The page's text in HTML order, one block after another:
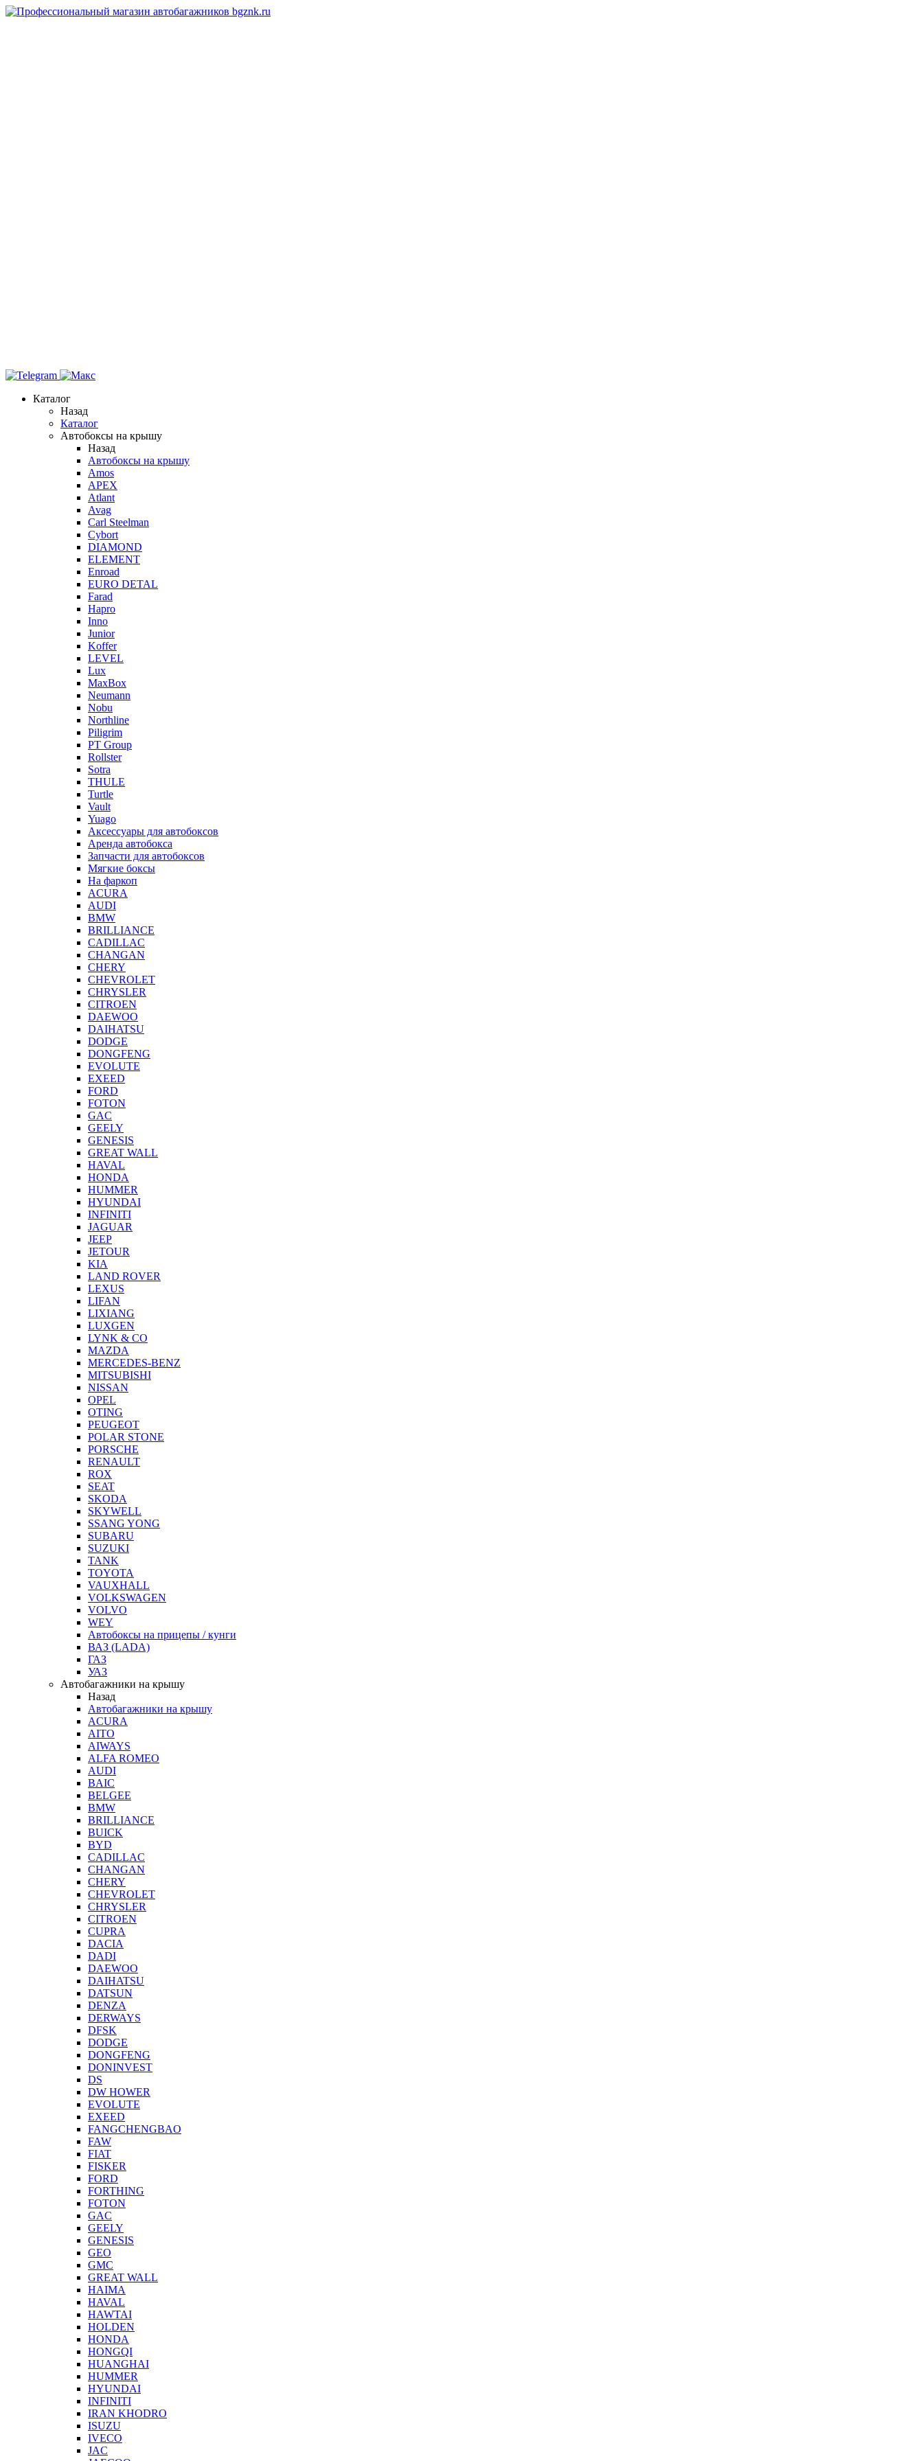
Каталог
Назад
Каталог
Автобоксы на крышу
Назад
Автобоксы на крышу
Amos
APEX
Atlant
Avag
Carl Steelman
Cybort
DIAMOND
ELEMENT
Enroad
EURO DETAL
Farad
Hapro
Inno
Junior
Koffer
LEVEL
Lux
MaxBox
Neumann
Nobu
Northline
Piligrim
PT Group
Rollster
Sotra
THULE
Turtle
Vault
Yuago
Аксессуары для автобоксов
Аренда автобокса
Запчасти для автобоксов
Мягкие боксы
На фаркоп
ACURA
AUDI
BMW
BRILLIANCE
CADILLAC
CHANGAN
CHERY
CHEVROLET
CHRYSLER
CITROEN
DAEWOO
DAIHATSU
DODGE
DONGFENG
EVOLUTE
EXEED
FORD
FOTON
GAC
GEELY
GENESIS
GREAT WALL
HAVAL
HONDA
HUMMER
HYUNDAI
INFINITI
JAGUAR
JEEP
JETOUR
KIA
LAND ROVER
LEXUS
LIFAN
LIXIANG
LUXGEN
LYNK & CO
MAZDA
MERCEDES-BENZ
MITSUBISHI
NISSAN
OPEL
OTING
PEUGEOT
POLAR STONE
PORSCHE
RENAULT
ROX
SEAT
SKODA
SKYWELL
SSANG YONG
SUBARU
SUZUKI
TANK
TOYOTA
VAUXHALL
VOLKSWAGEN
VOLVO
WEY
Автобоксы на прицепы / кунги
ВАЗ (LADA)
ГАЗ
УАЗ
Автобагажники на крышу
Назад
Автобагажники на крышу
ACURA
AITO
AIWAYS
ALFA ROMEO
AUDI
BAIC
BELGEE
BMW
BRILLIANCE
BUICK
BYD
CADILLAC
CHANGAN
CHERY
CHEVROLET
CHRYSLER
CITROEN
CUPRA
DACIA
DADI
DAEWOO
DAIHATSU
DATSUN
DENZA
DERWAYS
DFSK
DODGE
DONGFENG
DONINVEST
DS
DW HOWER
EVOLUTE
EXEED
FANGCHENGBAO
FAW
FIAT
FISKER
FORD
FORTHING
FOTON
GAC
GEELY
GENESIS
GEO
GMC
GREAT WALL
HAIMA
HAVAL
HAWTAI
HOLDEN
HONDA
HONGQI
HUANGHAI
HUMMER
HYUNDAI
INFINITI
IRAN KHODRO
ISUZU
IVECO
JAC